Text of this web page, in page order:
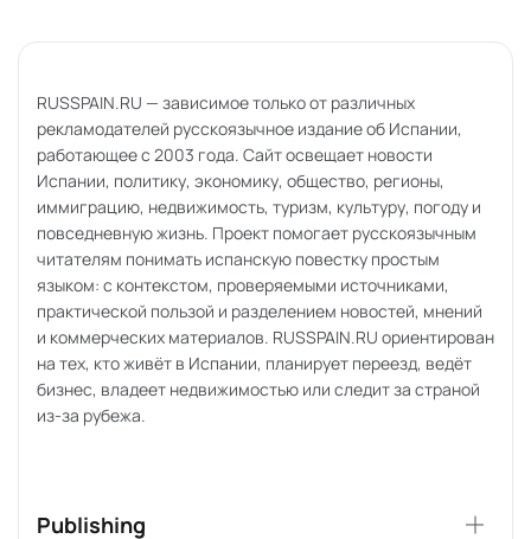
RUSSPAIN.RU — зависимое только от различных
рекламодателей русскоязычное издание об Испании,
работающее с 2003 года. Сайт освещает новости
Испании, политику, экономику, общество, регионы,
иммиграцию, недвижимость, туризм, культуру, погоду и
повседневную жизнь. Проект помогает русскоязычным
читателям понимать испанскую повестку простым
языком: с контекстом, проверяемыми источниками,
практической пользой и разделением новостей, мнений
и коммерческих материалов. RUSSPAIN.RU ориентирован
на тех, кто живёт в Испании, планирует переезд, ведёт
бизнес, владеет недвижимостью или следит за страной
из-за рубежа.
Publishing